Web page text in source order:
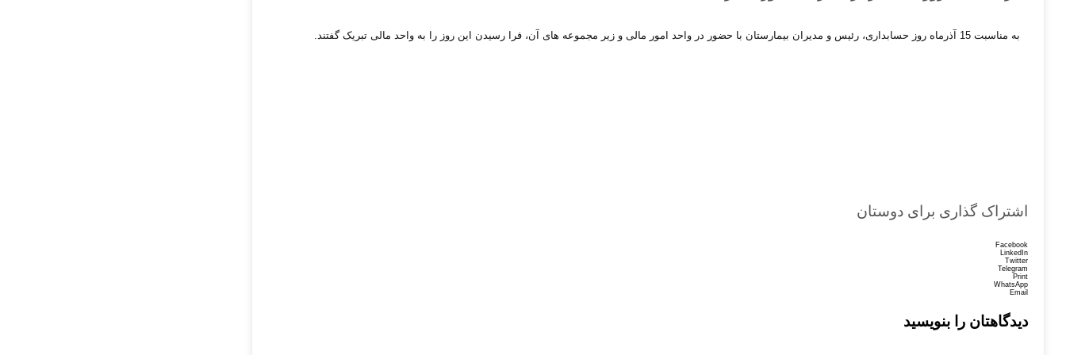
به مناسبت 15 آذرماه روز حسابداری، رئیس و مدیران بیمارستان با حضور در واحد امور مالی و زیر مجموعه های آن، فرا رسیدن این روز را به واحد مالی تبریک گفتند.
اشتراک گذاری برای دوستان
Facebook
LinkedIn
Twitter
Telegram
Print
WhatsApp
Email
دیدگاهتان را بنویسید